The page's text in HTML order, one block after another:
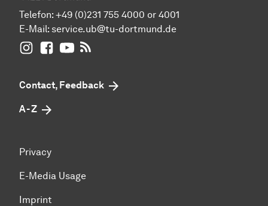
Telefon: +49 (0)231 755 4000 or 4001
E-Mail: service.ub@tu-dortmund.de
UB Dortmund on Instagram
UB Dortmund on Facebook
UB Dortmund on YouTube
Contact, Feedback
A - Z
Privacy
E-Media Usage
Imprint